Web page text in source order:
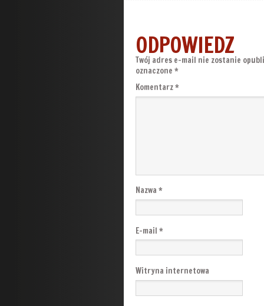
ODPOWIEDZ
Twój adres e-mail nie zostanie
oznaczone *
Komentarz*
Nazwa *
E-mail *
Witryna internetowa